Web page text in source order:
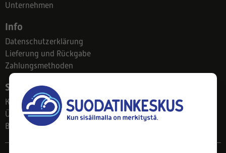
Unternehmen
Info
Datenschutzerklärung
Lieferung und Rückgabe
Zahlungsmethoden
Suodatinkeskus
Kontakt
Über uns
Blog